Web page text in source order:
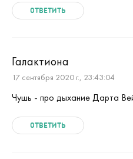
ОТВЕТИТЬ
Галактиона
17 сентября 2020 г., 23:43:04
Чушь - про дыхание Дарта
ОТВЕТИТЬ